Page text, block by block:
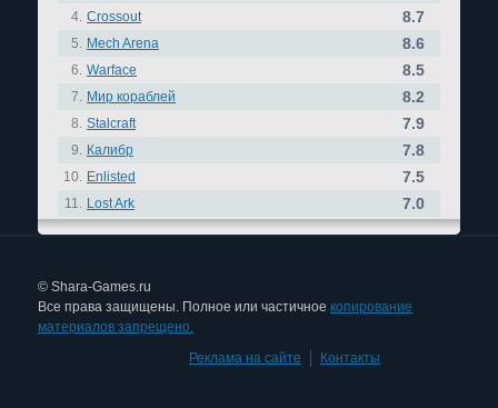
4. Crossout 8.7
5. Mech Arena 8.6
6. Warface 8.5
7. Мир кораблей 8.2
8. Stalcraft 7.9
9. Калибр 7.8
10. Enlisted 7.5
11. Lost Ark 7.0
© Shara-Games.ru
Все права защищены. Полное или частичное копирование
материалов запрещено.
Реклама на сайте
Контакты